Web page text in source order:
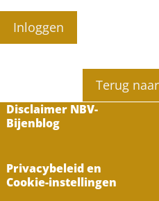
Inloggen
Terug
Disclaimer NBV-
Bijenblog
Privacybeleid en
Cookie-instellingen